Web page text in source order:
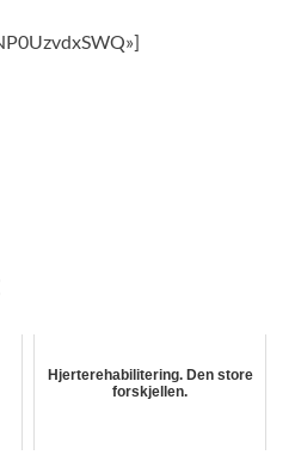
Hjerterehabilitering. Den store
forskjellen.